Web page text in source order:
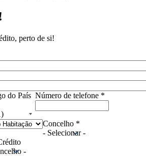
perto de si!
do País Número de telefone *
Concelho *
- Selecionar -
-